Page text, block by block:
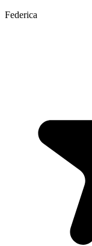
Federica